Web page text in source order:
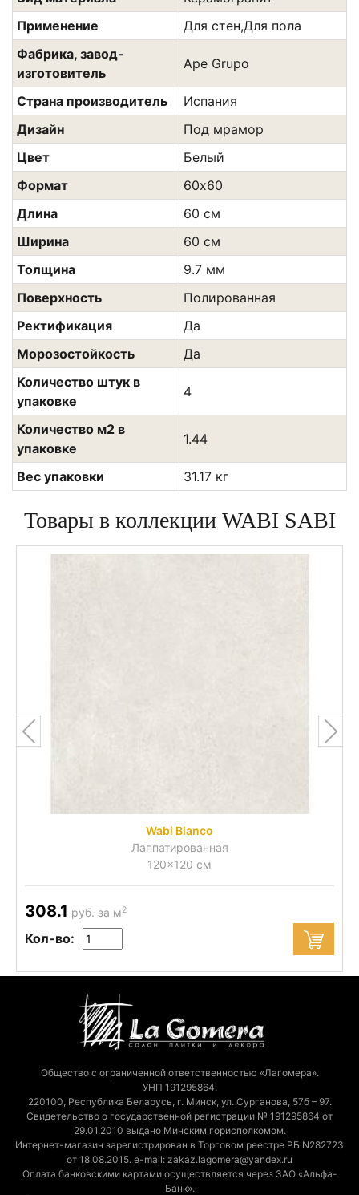
Применение
Для стен,Для пола
Фабрика, завод-
изготовитель
Ape Grupo
Страна производитель
Испания
Дизайн
Под мрамор
Цвет
Белый
Формат
60х60
Длина
60 см
Ширина
60 см
Толщина
9.7 мм
Поверхность
Полированная
Ректификация
Да
Морозостойкость
Да
Количество штук в
упаковке
4
Количество м2 в
упаковке
1.44
Вес упаковки 31.17 кг
Товары в коллекции WABI SABI
Wabi Bianco
Лаппатированная
120x120 см
308.1 руб. за м2
Кол-во:
Общество с ограниченной ответственностью «Лагомера».
УНП 191295864.
220100, Республика Беларусь, г. Минск, ул. Сурганова, 57б – 97.
Свидетельство о государственной регистрации № 191295864 от
29.01.2010 выдано Минским горисполкомом.
Интернет-магазин зарегистрирован в Торговом реестре РБ N282723
от 18.08.2015. e-mail: zakaz.lagomera@yandex.ru
Оплата банковскими картами осуществляется через ЗАО «Альфа-
Банк».